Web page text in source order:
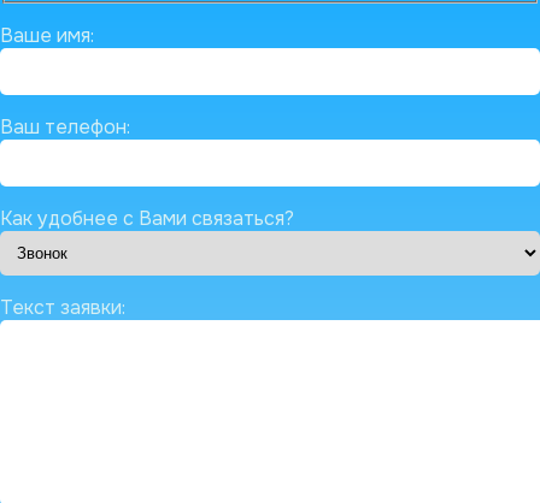
Ваше имя:
Ваш телефон:
Как удобнее с Вами связаться?
Текст заявки: